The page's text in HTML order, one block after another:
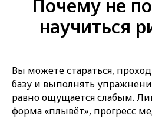
Почему не
научиться
Вы можете стараться,
базу и выполнять
равно ощущается слабым.
форма «плывёт», прогресс